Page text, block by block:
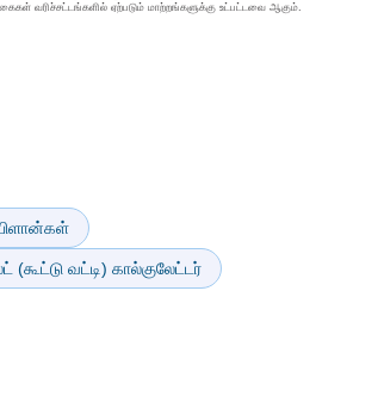
வரிச்சட்டங்களில் ஏற்படும் மாற்றங்களுக்கு உட்பட்டவை ஆகும்.
வட்டி) கால்குலேட்டர்